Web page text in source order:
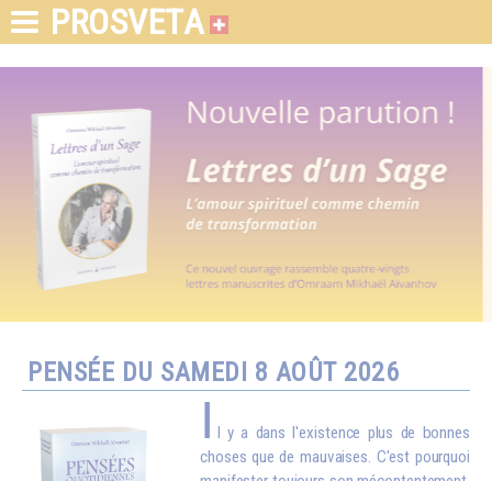
PROSVETA
PENSÉE DU SAMEDI 8 AOÛT 2026
I l y a dans l'existence plus de bonnes
choses que de mauvaises. C'est pourquoi